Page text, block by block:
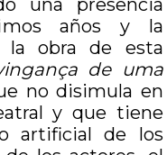
una presencia
años y la
la obra de esta
de uma
no disimula en
y que tiene
artificial de los